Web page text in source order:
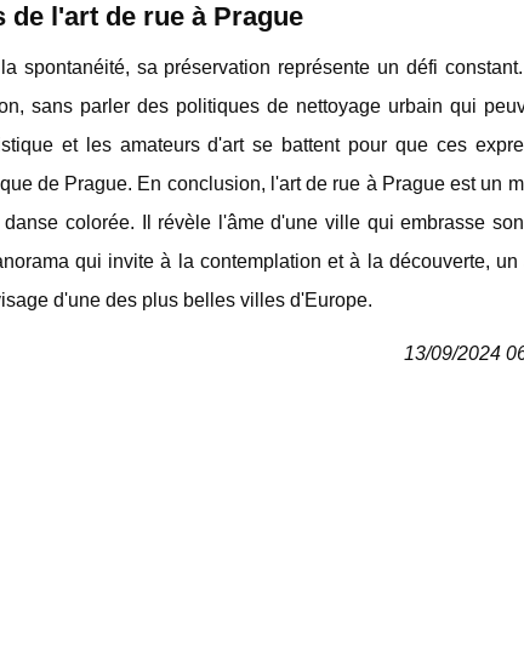
l'art de rue à Prague
spontanéité, sa préservation représente un défi
sans parler des politiques de nettoyage urbain qui
et les amateurs d'art se battent pour que ces
de Prague. En conclusion, l'art de rue à Prague est un
colorée. Il révèle l'âme d'une ville qui embrasse
qui invite à la contemplation et à la découverte,
d'une des plus belles villes d'Europe.
13/09/2024